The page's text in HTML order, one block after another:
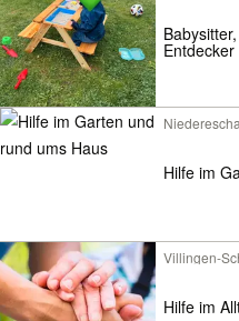
Hilfe im
Villingen-
Hilfe im